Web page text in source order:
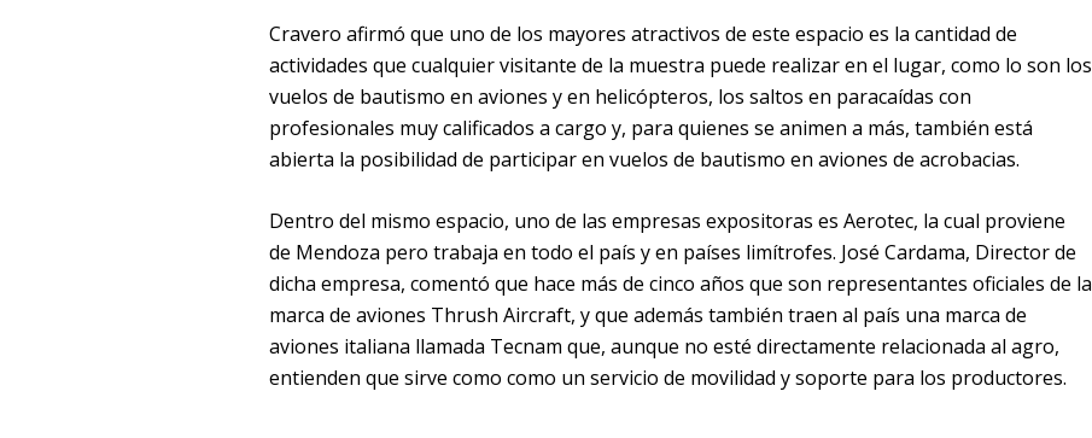
Cravero afirmó que uno de los mayores atractivos de este espacio es la cantidad de
actividades que cualquier visitante de la muestra puede realizar en el lugar, como lo son los
vuelos de bautismo en aviones y en helicópteros, los saltos en paracaídas con
profesionales muy calificados a cargo y, para quienes se animen a más, también está
abierta la posibilidad de participar en vuelos de bautismo en aviones de acrobacias.
Dentro del mismo espacio, uno de las empresas expositoras es Aerotec, la cual proviene
de Mendoza pero trabaja en todo el país y en países limítrofes. José Cardama, Director de
dicha empresa, comentó que hace más de cinco años que son representantes oficiales de la
marca de aviones Thrush Aircraft, y que además también traen al país una marca de
aviones italiana llamada Tecnam que, aunque no esté directamente relacionada al agro,
entienden que sirve como como un servicio de movilidad y soporte para los productores.